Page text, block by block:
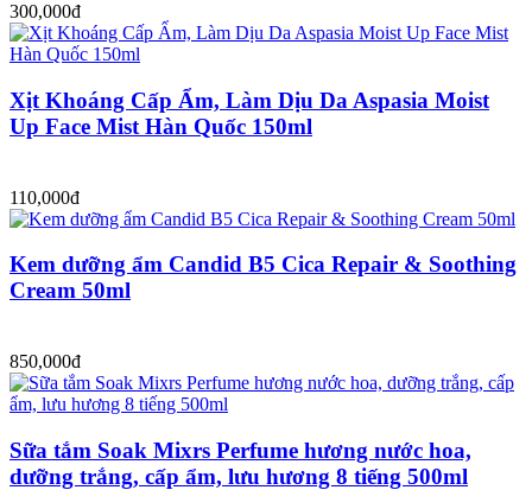
300,000đ
Xịt Khoáng Cấp Ẩm, Làm Dịu Da Aspasia Moist
Up Face Mist Hàn Quốc 150ml
110,000đ
Kem dưỡng ẩm Candid B5 Cica Repair & Soothing
Cream 50ml
850,000đ
Sữa tắm Soak Mixrs Perfume hương nước hoa,
dưỡng trắng, cấp ẩm, lưu hương 8 tiếng 500ml